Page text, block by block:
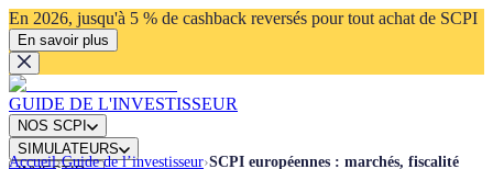
En 2026, jusqu'à 5 % de cashback reversés pour tout achat de SCPI
En savoir plus
GUIDE DE L'INVESTISSEUR
NOS SCPI
SIMULATEURS
Accueil›Guide de l’investisseur›SCPI européennes : marchés, fiscalité